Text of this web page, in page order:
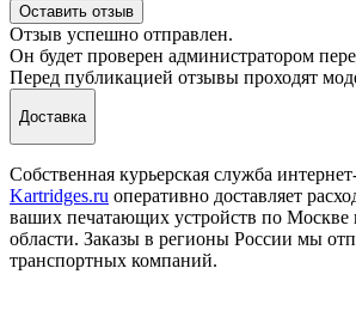
Оставить отзыв
Отзыв успешно отправлен.
Он будет проверен администратором
Перед публикацией отзывы проходят
Доставка
Собственная курьерская служба
Kartridges.ru оперативно доставляет
ваших печатающих устройств по Москве
области. Заказы в регионы России мы
транспортных компаний.